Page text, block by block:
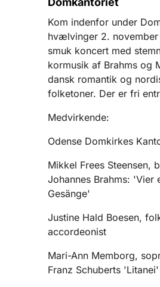
Kom indenfor under
hvælvinger 2.
smuk koncert med
kormusik af Brahms og
dansk romantik og
folketoner. Der er fri
Medvirkende:
Odense Domkirkes
Mikkel Frees Steensen,
Johannes Brahms: 'Vier
Gesänge'
Justine Hald Boesen,
accordeonist
Mari-Ann Memborg,
Franz Schuberts 'Litanei'